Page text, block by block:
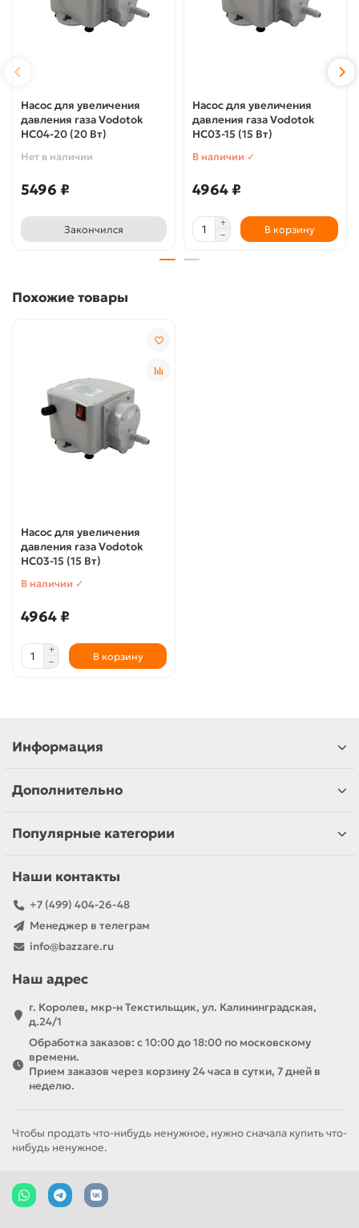
Насос для увеличения
давления газа Vodotok
HC04-20 (20 Вт)
Нет в наличии
5496 ₽
Закончился
Насос для увеличения
давления газа Vodotok
HC03-15 (15 Вт)
В наличии ✓
4964 ₽
В корзину
Похожие товары
Насос для увеличения
давления газа Vodotok
HC03-15 (15 Вт)
В наличии ✓
4964 ₽
В корзину
Информация
Дополнительно
Популярные категории
Наши контакты
+7 (499) 404-26-48
Менеджер в телеграм
info@bazzare.ru
Наш адрес
г. Королев, мкр-н Текстильщик, ул. Калининградская,
д.24/1
Обработка заказов: с 10:00 до 18:00 по московскому
времени.
Прием заказов через корзину 24 часа в сутки, 7 дней в
неделю.
Чтобы продать что-нибудь ненужное, нужно сначала купить что-
нибудь ненужное.